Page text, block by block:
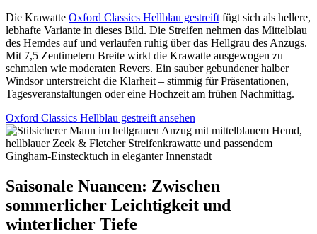
Die Krawatte Oxford Classics Hellblau gestreift fügt sich als hellere,
lebhafte Variante in dieses Bild. Die Streifen nehmen das Mittelblau
des Hemdes auf und verlaufen ruhig über das Hellgrau des Anzugs.
Mit 7,5 Zentimetern Breite wirkt die Krawatte ausgewogen zu
schmalen wie moderaten Revers. Ein sauber gebundener halber
Windsor unterstreicht die Klarheit – stimmig für Präsentationen,
Tagesveranstaltungen oder eine Hochzeit am frühen Nachmittag.
Oxford Classics Hellblau gestreift ansehen
Saisonale Nuancen: Zwischen
sommerlicher Leichtigkeit und
winterlicher Tiefe